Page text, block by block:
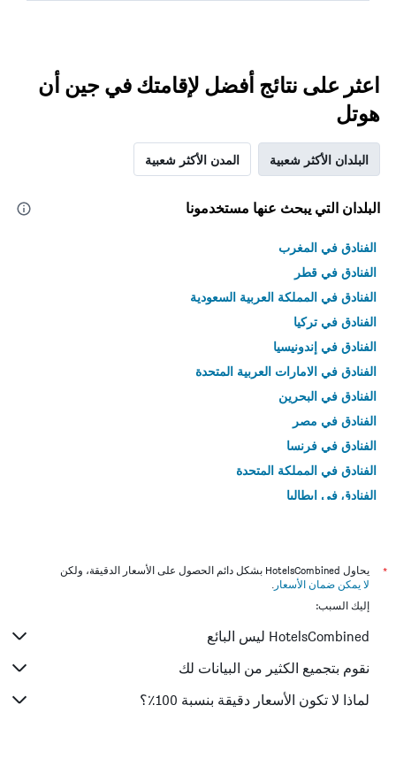
اعثر على نتائج أفضل لإقامتك في جين أن
هوتل
البلدان الأكثر شعبية المدن الأكثر شعبية
البلدان التي يبحث عنها مستخدمونا
الفنادق في المغرب
الفنادق في قطر
الفنادق في المملكة العربية السعودية
الفنادق في تركيا
الفنادق في إندونيسيا
الفنادق في الامارات العربية المتحدة
الفنادق في البحرين
الفنادق في مصر
الفنادق في فرنسا
الفنادق في المملكة المتحدة
الفنادق في إيطاليا
*
يحاول HotelsCombined بشكل دائم الحصول على الأسعار الدقيقة، ولكن
لا يمكن ضمان الأسعار .
إليك السبب:
HotelsCombined ليس البائع
نقوم بتجميع الكثير من البيانات لك
لماذا لا تكون الأسعار دقيقة بنسبة 100٪؟